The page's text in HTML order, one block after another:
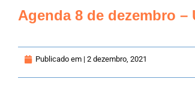
Agenda 8 de dezembro –
Publicado em | 2 dezembro, 2021